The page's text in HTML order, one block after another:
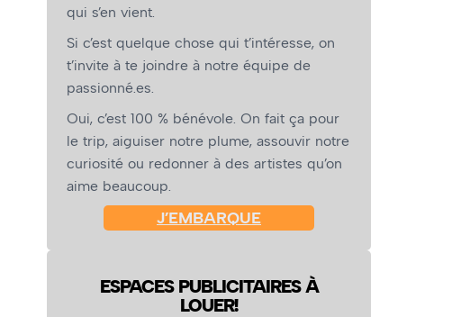
qui s’en vient.
Si c’est quelque chose qui t’intéresse, on
t’invite à te joindre à notre équipe de
passionné.es.
Oui, c’est 100 % bénévole. On fait ça pour
le trip, aiguiser notre plume, assouvir notre
curiosité ou redonner à des artistes qu’on
aime beaucoup.
J’EMBARQUE
ESPACES PUBLICITAIRES À
LOUER!